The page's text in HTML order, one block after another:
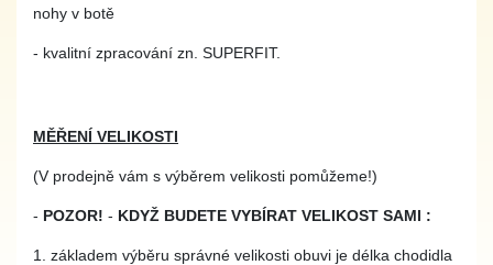
nohy v botě
- kvalitní zpracování zn. SUPERFIT.
MĚŘENÍ VELIKOSTI
(V prodejně vám s výběrem velikosti pomůžeme!)
- POZOR! - KDYŽ BUDETE VYBÍRAT VELIKOST SAMI :
1. základem výběru správné velikosti obuvi je délka chodidla